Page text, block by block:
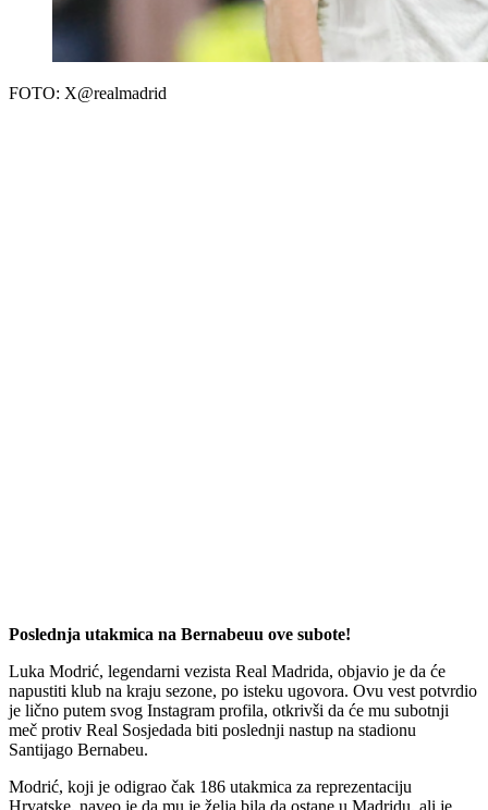
FOTO: X@realmadrid
Poslednja utakmica na Bernabeuu ove subote!
Luka Modrić, legendarni vezista Real Madrida, objavio je da će
napustiti klub na kraju sezone, po isteku ugovora. Ovu vest potvrdio
je lično putem svog Instagram profila, otkrivši da će mu subotnji
meč protiv Real Sosjedada biti poslednji nastup na stadionu
Santijago Bernabeu.
Modrić, koji je odigrao čak 186 utakmica za reprezentaciju
Hrvatske, naveo je da mu je želja bila da ostane u Madridu, ali je